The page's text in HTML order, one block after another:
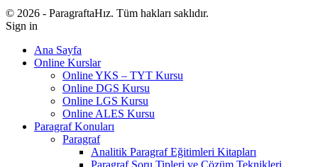
© 2026 - ParagraftaHız. Tüm hakları saklıdır.
Sign in
Ana Sayfa
Online Kurslar
Online YKS – TYT Kursu
Online DGS Kursu
Online LGS Kursu
Online ALES Kursu
Paragraf Konuları
Paragraf
Analitik Paragraf Eğitimleri Kitapları